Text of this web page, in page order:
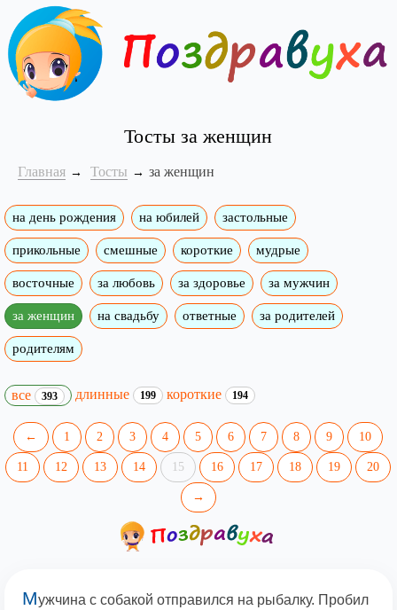
Тосты за женщин
Главная Тосты за женщин
на день рождения на юбилей застольные
прикольные смешные короткие мудрые
восточные за любовь за здоровье за мужчин
за женщин на свадьбу ответные за родителей
родителям
все 393 длинные 199 короткие 194
← 1 2 3 4 5 6 7 8 9 10
11 12 13 14 15 16 17 18 19 20
→
Мужчина с собакой отправился на рыбалку. Пробил